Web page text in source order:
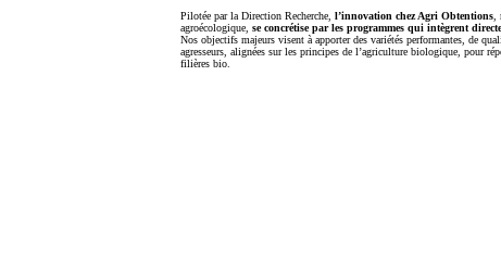
Pilotée par la Direction Recherche, l’innovation chez Agri Obtentions
agroécologique,se concrétise par les programmes qui intègrent
Nos objectifs majeurs visent à apporter des variétés performantes, de
agresseurs, alignées sur les principes de l’agriculture biologique, pour
filières bio.